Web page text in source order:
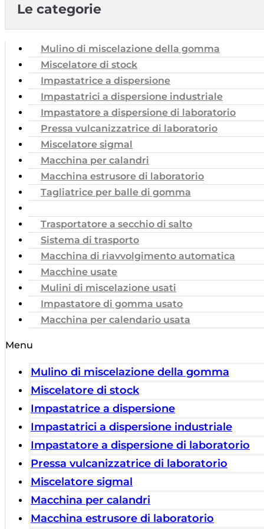
Le categorie
Mulino di miscelazione della gomma
Miscelatore di stock
Impastatrice a dispersione
Impastatrici a dispersione industriale
Impastatore a dispersione di laboratorio
Pressa vulcanizzatrice di laboratorio
Miscelatore sigmal
Macchina per calandri
Macchina estrusore di laboratorio
Tagliatrice per balle di gomma
Trasportatore a secchio di salto
Sistema di trasporto
Macchina di riavvolgimento automatica
Macchine usate
Mulini di miscelazione usati
Impastatore di gomma usato
Macchina per calendario usata
Menu
Mulino di miscelazione della gomma
Miscelatore di stock
Impastatrice a dispersione
Impastatrici a dispersione industriale
Impastatore a dispersione di laboratorio
Pressa vulcanizzatrice di laboratorio
Miscelatore sigmal
Macchina per calandri
Macchina estrusore di laboratorio